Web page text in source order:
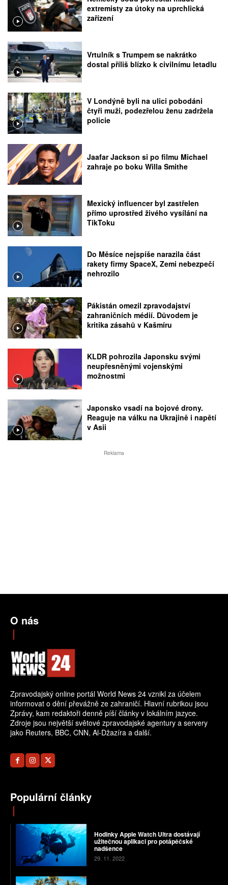
extremisty za útoky na uprchlická
zařízení
Vrtulník s Trumpem se nakrátko
dostal příliš blízko k civilnímu letadlu
V Londýně byli na ulici pobodáni
čtyři muži, podezřelou ženu zadržela
policie
Jaafar Jackson si po filmu Michael
zahraje po boku Willa Smithe
Mexický influencer byl zastřelen
přímo uprostřed živého vysílání na
TikToku
Do Měsíce nejspíše narazila část
rakety firmy SpaceX, Zemi nebezpečí
nehrozilo
Pákistán omezil zpravodajství
zahraničních médií. Důvodem je
kritika zásahů v Kašmíru
KLDR pohrozila Japonsku svými
neupřesněnými vojenskými
možnostmi
Japonsko vsadí na bojové drony.
Reaguje na válku na Ukrajině i napětí
v Asii
Reklama
O nás
Zpravodajský online portál World News 24 vznikl za účelem
informovat o dění převážně ze zahraničí. Hlavní rubrikou jsou
Zprávy, kam redaktoři denně píší články v lokálním jazyce.
Zdroje jsou největší světové zpravodajské agentury a servery
jako Reuters, BBC, CNN, Al-Džazíra a další.
Populární články
Hodinky Apple Watch Ultra dostávají
užitečnou aplikaci pro potápěčské
nadšence
29. 11. 2022